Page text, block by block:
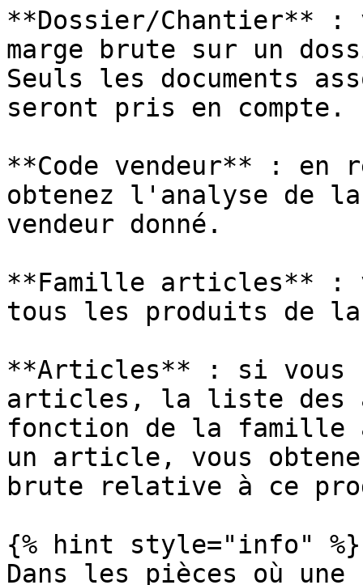
**Dossier/Chantier** :
marge brute sur un
Seuls les documents
seront pris en compte.
**Code vendeur** : en
obtenez l'analyse de
vendeur donné.
**Famille articles** :
tous les produits de
**Articles** : si vous
articles, la liste des
fonction de la famille
un article, vous
brute relative à ce
{% hint style="info" %}
Dans les pièces où